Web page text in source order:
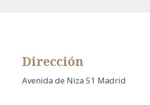
Dirección
Avenida de Niza 51 Madrid